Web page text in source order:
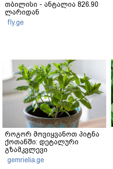
თბილისი - ანტალია 826.90
ლარიდან
fly.ge
როგორ მოვიყვანოთ პიტნა
ქოთანში: დეტალური
გზამკვლევი
gemrielia.ge